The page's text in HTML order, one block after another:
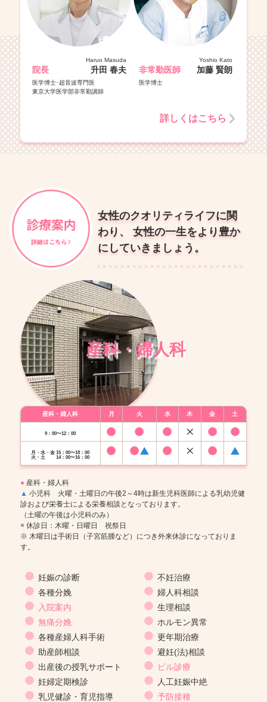
Haruo Masuda
院長 升田 春夫
医学博士･超音波専門医
東京大学医学部非常勤講師
Yoshio Kato
非常勤医師 加藤 賢朗
医学博士
詳しくはこちら
女性のクオリティライフに関
わり、 女性の一生をより豊か
にしていきましょう。
産科・婦人科
産科・婦人科 月 火 水 木 金 土
9：00〜12：00
月・水・金 15：00〜18：00
火・土 14：00〜16：00
● 産科・婦人科
▲ 小児科 火曜・土曜日の午後2～4時は新生児科医師による乳幼児健
診および栄養士による栄養相談となっております。
（土曜の午後は小児科のみ）
× 休診日：木曜・日曜日 祝祭日
※ 木曜日は手術日（子宮筋腫など）につき外来休診になっておりま
す。
妊娠の診断
各種分娩
入院案内
無痛分娩
各種産婦人科手術
助産師相談
出産後の授乳サポート
妊婦定期検診
乳児健診・育児指導
不妊治療
婦人科相談
生理相談
ホルモン異常
更年期治療
避妊(法)相談
ピル診療
人工妊娠中絶
予防接種